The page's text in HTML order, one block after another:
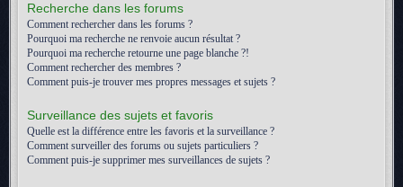
Recherche dans les forums
Comment rechercher dans les forums ?
Pourquoi ma recherche ne renvoie aucun résultat ?
Pourquoi ma recherche retourne une page blanche ?!
Comment rechercher des membres ?
Comment puis-je trouver mes propres messages et sujets ?
Surveillance des sujets et favoris
Quelle est la différence entre les favoris et la surveillance ?
Comment surveiller des forums ou sujets particuliers ?
Comment puis-je supprimer mes surveillances de sujets ?